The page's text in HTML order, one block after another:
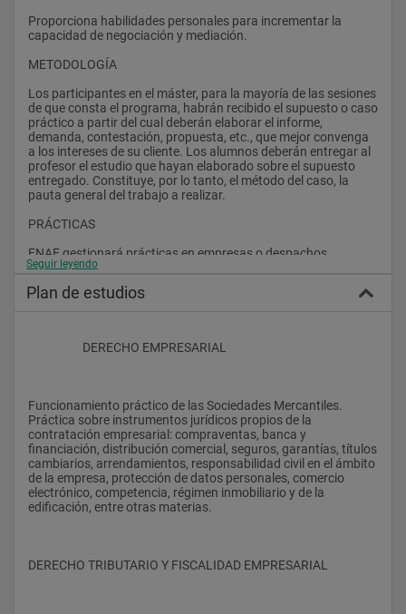
Proporciona habilidades personales para incrementar la
capacidad de negociación y mediación.
METODOLOGÍA
Los participantes en el máster, para la mayoría de las sesiones
de que consta el programa, habrán recibido el supuesto o caso
práctico a partir del cual deberán elaborar el informe,
demanda, contestación, propuesta, etc., que mejor convenga
a los intereses de su cliente. Los alumnos deberán entregar al
profesor el estudio que hayan elaborado sobre el supuesto
entregado. Constituye, por lo tanto, el método del caso, la
pauta general del trabajo a realizar.
PRÁCTICAS
ENAE gestionará prácticas en empresas o despachos
profesionales, a los participantes que habiendo superado la
Seguir leyendo
Plan de estudios
                    DERECHO EMPRESARIAL
Funcionamiento práctico de las Sociedades Mercantiles.
Práctica sobre instrumentos jurídicos propios de la
contratación empresarial: compraventas, banca y
financiación, distribución comercial, seguros, garantías, títulos
cambiarios, arrendamientos, responsabilidad civil en el ámbito
de la empresa, protección de datos personales, comercio
electrónico, competencia, régimen inmobiliario y de la
edificación, entre otras materias.
DERECHO TRIBUTARIO Y FISCALIDAD EMPRESARIAL